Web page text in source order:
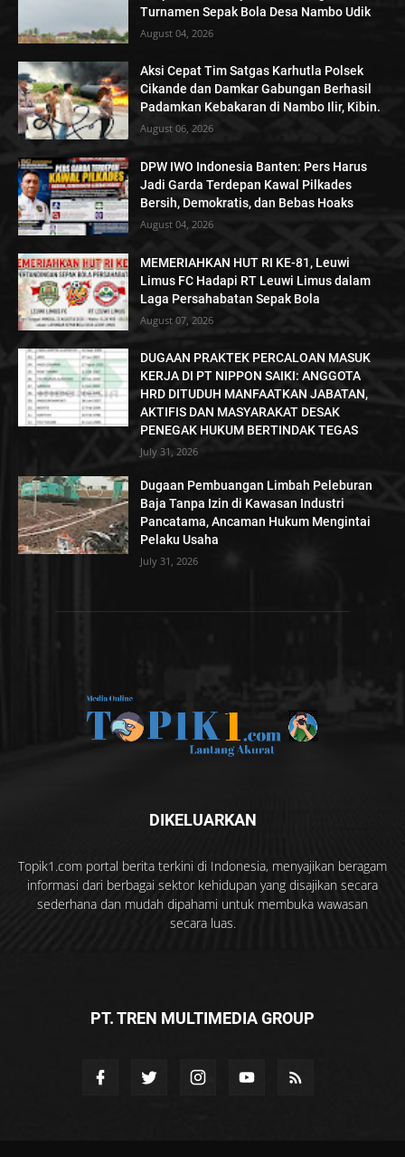
Turnamen Sepak Bola Desa Nambo Udik
August 04, 2026
Aksi Cepat Tim Satgas Karhutla Polsek
Cikande dan Damkar Gabungan Berhasil
Padamkan Kebakaran di Nambo Ilir, Kibin.
August 06, 2026
DPW IWO Indonesia Banten: Pers Harus
Jadi Garda Terdepan Kawal Pilkades
Bersih, Demokratis, dan Bebas Hoaks
August 04, 2026
MEMERIAHKAN HUT RI KE-81, Leuwi
Limus FC Hadapi RT Leuwi Limus dalam
Laga Persahabatan Sepak Bola
August 07, 2026
DUGAAN PRAKTEK PERCALOAN MASUK
KERJA DI PT NIPPON SAIKI: ANGGOTA
HRD DITUDUH MANFAATKAN JABATAN,
AKTIFIS DAN MASYARAKAT DESAK
PENEGAK HUKUM BERTINDAK TEGAS
July 31, 2026
Dugaan Pembuangan Limbah Peleburan
Baja Tanpa Izin di Kawasan Industri
Pancatama, Ancaman Hukum Mengintai
Pelaku Usaha
July 31, 2026
DIKELUARKAN
Topik1.com portal berita terkini di Indonesia, menyajikan beragam
informasi dari berbagai sektor kehidupan yang disajikan secara
sederhana dan mudah dipahami untuk membuka wawasan
secara luas.
PT. TREN MULTIMEDIA GROUP